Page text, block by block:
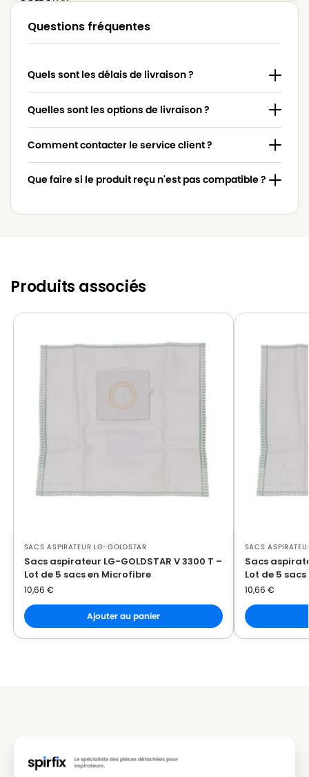
LG-
LG-GOLDSTAR 4200 (PASSION)
GOLDSTAR
LG-GOLDSTAR 5000 (PASSION)
LG-
GOLDSTAR
LG-GOLDSTAR BASIC (Série)
LG-
GOLDSTAR
LG-GOLDSTAR BONN (Série)
LG-
GOLDSTAR
LG-GOLDSTAR FVD 370
LG-GOLDSTAR PASSION (Série)
GOLDSTAR
LG-GOLDSTAR PASSION 3500
GOLDSTAR
LG-GOLDSTAR PASSION 3544
GOLDSTAR
LG-GOLDSTAR PASSION 3800
LG-
GOLDSTAR
LG-GOLDSTAR PASSION 4200
LG-
GOLDSTAR
LG-GOLDSTAR REY (Série)
LG-
GOLDSTAR
LG-GOLDSTAR T 2700
Questions fréquentes
Quels sont les délais de livraison ?
Quelles sont les options de livraison ?
Comment contacter le service client ?
Que faire si le produit reçu n'est pas compatible ?
Produits associés
SACS ASPIRATEUR LG-GOLDSTAR
Sacs aspirateur LG-GOLDSTAR V 3300 T –
Lot de 5 sacs en Microfibre
10,66 €
Ajouter au panier
SACS
Sacs
Lot de 5
10,66 €